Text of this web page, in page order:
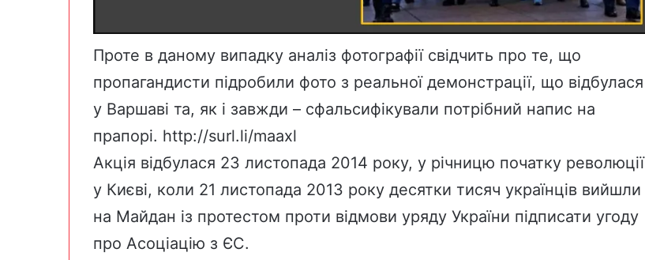
Проте в даному випадку аналіз фотографії свідчить про те, що
пропагандисти підробили фото з реальної демонстрації, що відбулася
у Варшаві та, як і завжди – сфальсифікували потрібний напис на
прапорі. http://surl.li/maaxl
Акція відбулася 23 листопада 2014 року, у річницю початку революції
у Києві, коли 21 листопада 2013 року десятки тисяч українців вийшли
на Майдан із протестом проти відмови уряду України підписати угоду
про Асоціацію з ЄС.